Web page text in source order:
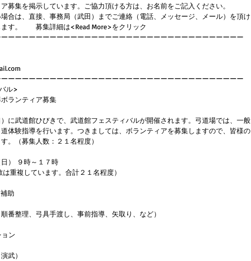
募集を掲示しています。ご協力頂ける方は、お名前をご記入ください。
合は、直接、事務局（武田）までご連絡（電話、メッセージ、メール）を頂け
す。　　募集詳細は<Read More>をクリック
ーーーーーーーーーーーーーーーーーーーーーーーーーーーーーーーーーー
ーーーーーーーーーーーーーーーーーーーーーーーーーーーーーーーーーー
ル>
ランティア募集
に武道館ひびきで、武道館フェスティバルが開催されます。弓道場では、一般
体験指導を行います。つきましては、ボランティアを募集しますので、皆様の
。（募集人数：２１名程度）
） ９時～１７時
は重複しています。合計２１名程度）
助
順番整理、弓具手渡し、事前指導、矢取り、など）
ン
武）